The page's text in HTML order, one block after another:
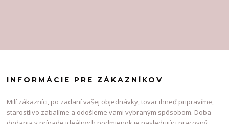
INFORMÁCIE PRE ZÁKAZNÍKOV
Milí zákazníci, po zadaní vašej objednávky, tovar ihneď pripravíme,
starostlivo zabalíme a odošleme vami vybraným spôsobom. Doba